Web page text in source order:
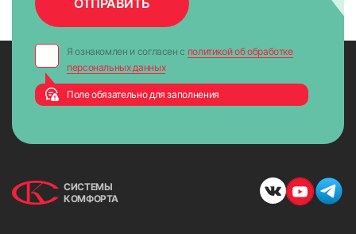
Я ознакомлен и согласен с политикой об обработке
персональных данных
Поле обязательно для заполнения
СИСТЕМЫ
КОМФОРТА